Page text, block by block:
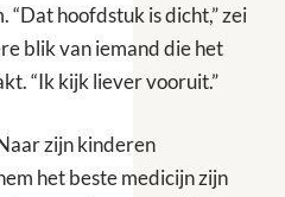
“Dat hoofdstuk is dicht,” zei
blik van iemand die het
“Ik kijk liever vooruit.”
zijn kinderen
het beste medicijn zijn